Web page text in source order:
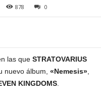
878 0
las que STRATOVARIUS
nuevo álbum, «Nemesis»
KINGDOMS